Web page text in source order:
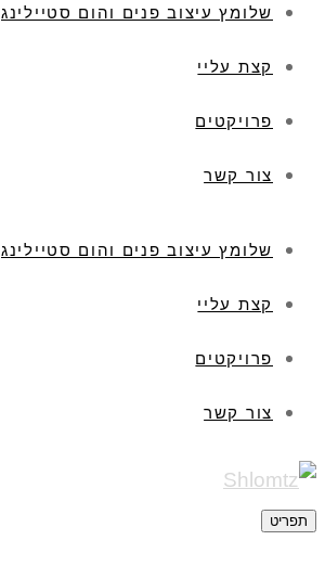
שלומץ עיצוב פנים והום סטיילינג
קצת עליי
פרויקטים
צור קשר
שלומץ עיצוב פנים והום סטיילינג
קצת עליי
פרויקטים
צור קשר
תפריט